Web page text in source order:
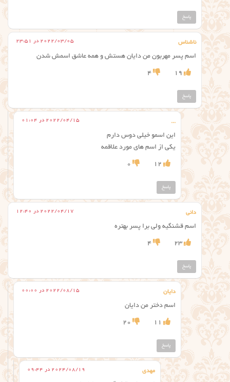
پاسخ
ناشناس 2022/03/05 در 23:51
اسم پسر مهربون من دايان هستش و همه عاشق اسمش شدن
19
4
پاسخ
... 2022/04/15 در 01:04
این اسمو خیلی دوس دارم
یکی از اسم های مورد علاقمه
12
0
پاسخ
دانی 2022/04/17 در 12:40
اسم قشنگیه ولی برا پسر بهتره
23
4
پاسخ
دایان 2022/08/15 در 00:00
اسم دختر من دایان
11
20
پاسخ
مهدی 2024/08/19 در 09:44